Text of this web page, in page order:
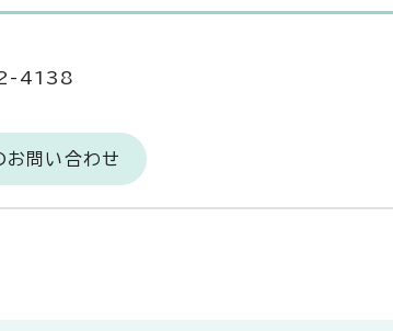
4138
お問い合わせ